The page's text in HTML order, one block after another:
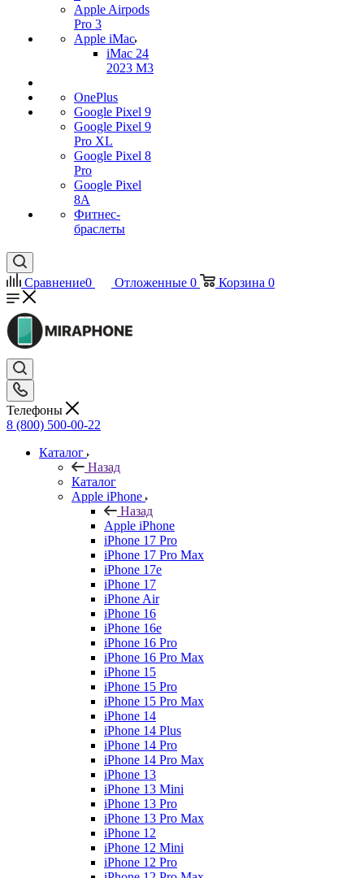
Apple Airpods
Pro 3
Apple iMac
iMac 24
2023 M3
OnePlus
Google Pixel 9
Google Pixel 9
Pro XL
Google Pixel 8
Pro
Google Pixel
8A
Фитнес-
браслеты
Сравнение0 Отложенные 0 Корзина 0
Телефоны
8 (800) 500-00-22
Каталог
Назад
Каталог
Apple iPhone
Назад
Apple iPhone
iPhone 17 Pro
iPhone 17 Pro Max
iPhone 17e
iPhone 17
iPhone Air
iPhone 16
iPhone 16e
iPhone 16 Pro
iPhone 16 Pro Max
iPhone 15
iPhone 15 Pro
iPhone 15 Pro Max
iPhone 14
iPhone 14 Plus
iPhone 14 Pro
iPhone 14 Pro Max
iPhone 13
iPhone 13 Mini
iPhone 13 Pro
iPhone 13 Pro Max
iPhone 12
iPhone 12 Mini
iPhone 12 Pro